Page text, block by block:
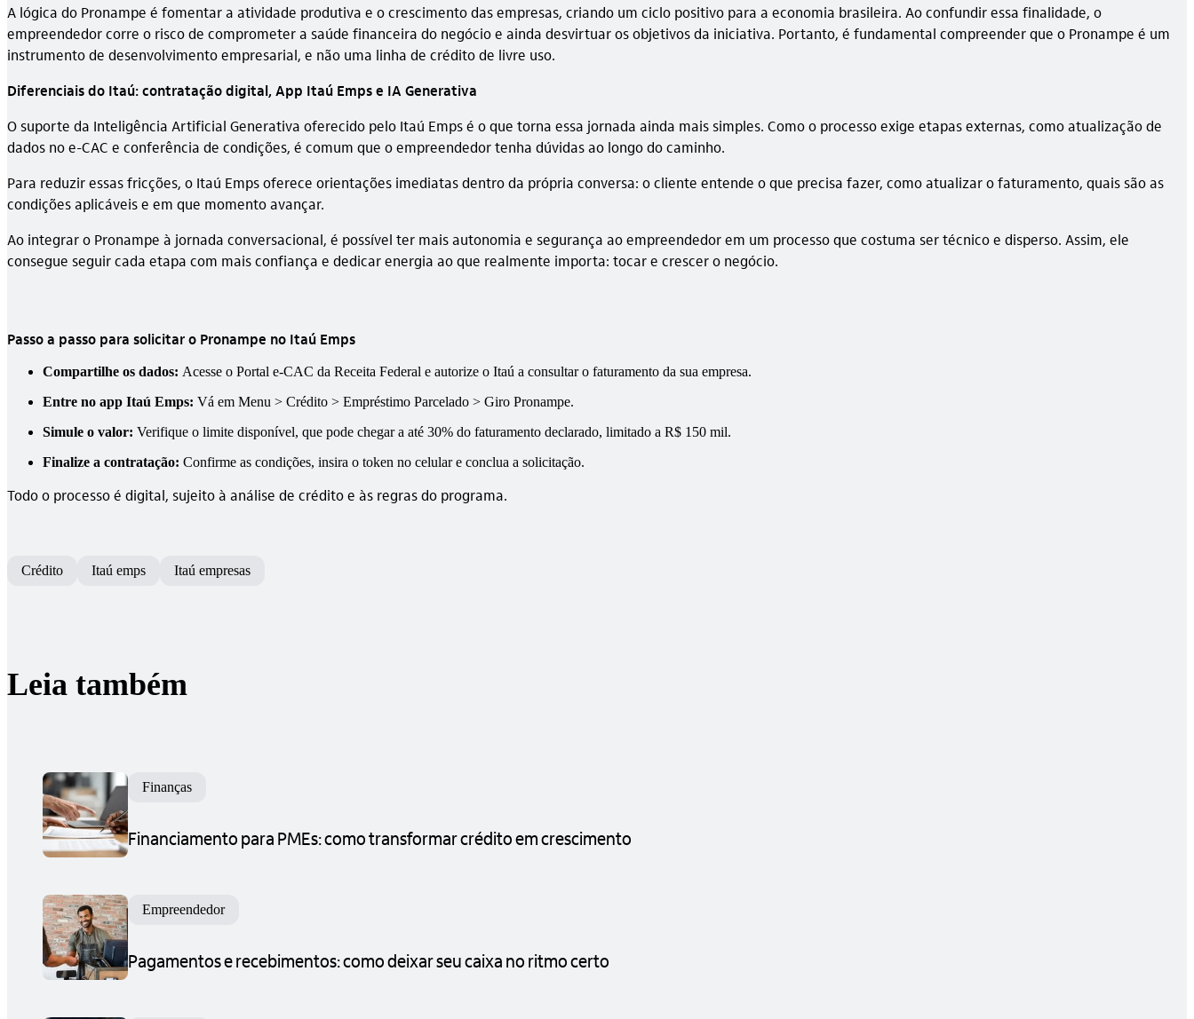
A lógica do Pronampe é fomentar a atividade produtiva e o crescimento das empresas, criando um ciclo positivo para a economia brasileira. Ao confundir essa finalidade, o
empreendedor corre o risco de comprometer a saúde financeira do negócio e ainda desvirtuar os objetivos da iniciativa. Portanto, é fundamental compreender que o Pronampe é um
instrumento de desenvolvimento empresarial, e não uma linha de crédito de livre uso.
Diferenciais do Itaú: contratação digital, App Itaú Emps e IA Generativa
O suporte da Inteligência Artificial Generativa oferecido pelo Itaú Emps é o que torna essa jornada ainda mais simples. Como o processo exige etapas externas, como atualização de
dados no e-CAC e conferência de condições, é comum que o empreendedor tenha dúvidas ao longo do caminho.
Para reduzir essas fricções, o Itaú Emps oferece orientações imediatas dentro da própria conversa: o cliente entende o que precisa fazer, como atualizar o faturamento, quais são as
condições aplicáveis e em que momento avançar.
Ao integrar o Pronampe à jornada conversacional, é possível ter mais autonomia e segurança ao empreendedor em um processo que costuma ser técnico e disperso. Assim, ele
consegue seguir cada etapa com mais confiança e dedicar energia ao que realmente importa: tocar e crescer o negócio.
Passo a passo para solicitar o Pronampe no Itaú Emps
Compartilhe os dados: Acesse o Portal e-CAC da Receita Federal e autorize o Itaú a consultar o faturamento da sua empresa.
Entre no app Itaú Emps: Vá em Menu > Crédito > Empréstimo Parcelado > Giro Pronampe.
Simule o valor: Verifique o limite disponível, que pode chegar a até 30% do faturamento declarado, limitado a R$ 150 mil.
Finalize a contratação: Confirme as condições, insira o token no celular e conclua a solicitação.
Todo o processo é digital, sujeito à análise de crédito e às regras do programa.
Crédito Itaú emps Itaú empresas
Leia também
Finanças
Financiamento para PMEs: como transformar crédito em crescimento
Empreendedor
Pagamentos e recebimentos: como deixar seu caixa no ritmo certo